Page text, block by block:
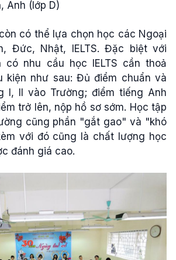
Anh (lớp D)
có thể lựa chọn học các Ngoại
Đức, Nhật, IELTS. Đặc biệt với
có nhu cầu học IELTS cần thoả
kiện như sau: Đủ điểm chuẩn và
I, II vào Trường; điểm tiếng Anh
trở lên, nộp hồ sơ sớm. Học tập
cũng phần "gắt gao" và "khó
với đó cũng là chất lượng học
đánh giá cao.